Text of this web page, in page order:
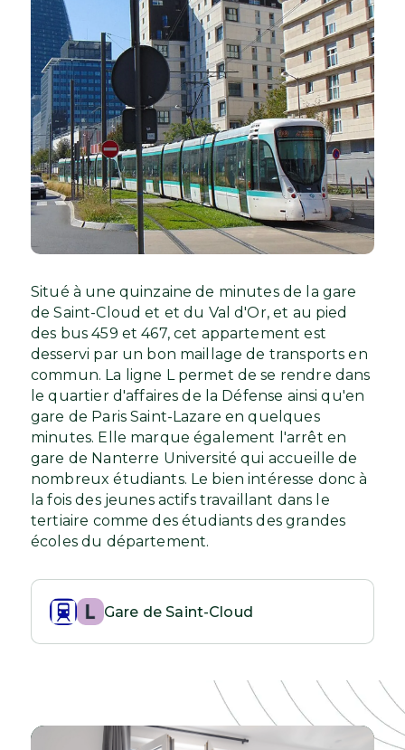
Situé à une quinzaine de minutes de la gare
de Saint-Cloud et et du Val d'Or, et au pied
des bus 459 et 467, cet appartement est
desservi par un bon maillage de transports en
commun. La ligne L permet de se rendre dans
le quartier d'affaires de la Défense ainsi qu'en
gare de Paris Saint-Lazare en quelques
minutes. Elle marque également l'arrêt en
gare de Nanterre Université qui accueille de
nombreux étudiants. Le bien intéresse donc à
la fois des jeunes actifs travaillant dans le
tertiaire comme des étudiants des grandes
écoles du département.
Gare de Saint-Cloud